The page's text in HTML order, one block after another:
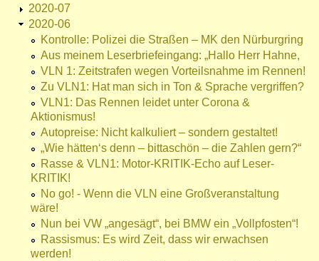
2020-07
2020-06
Kontrolle: Polizei die Straßen – MK den Nürburgring
Aus meinem Leserbriefeingang: „Hallo Herr Hahne,
VLN 1: Zeitstrafen wegen Vorteilsnahme im Rennen!
Zu VLN1: Hat man sich in Ton & Sprache vergriffen?
VLN1: Das Rennen leidet unter Corona &
Aktionismus!
Autopreise: Nicht kalkuliert – sondern gestaltet!
„Wie hätten‘s denn – bittaschön – die Zahlen gern?“
Rasse & VLN1: Motor-KRITIK-Echo auf Leser-
KRITIK!
No go! - Wenn die VLN eine Großveranstaltung
wäre!
Nun bei VW „angesägt“, bei BMW ein „Vollpfosten“!
Rassismus: Es wird Zeit, dass wir erwachsen
werden!